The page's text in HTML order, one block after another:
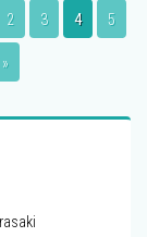
2 3 4 5